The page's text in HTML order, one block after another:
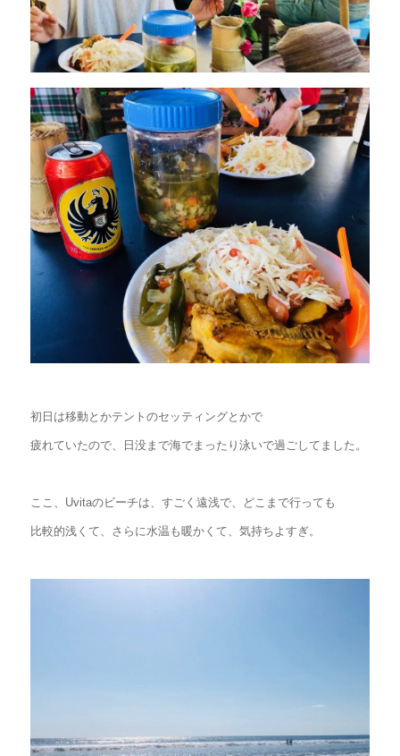
初日は移動とかテントのセッティングとかで
疲れていたので、日没まで海でまったり泳いで過ごしてました。
ここ、Uvitaのビーチは、すごく遠浅で、どこまで行っても
比較的浅くて、さらに水温も暖かくて、気持ちよすぎ。